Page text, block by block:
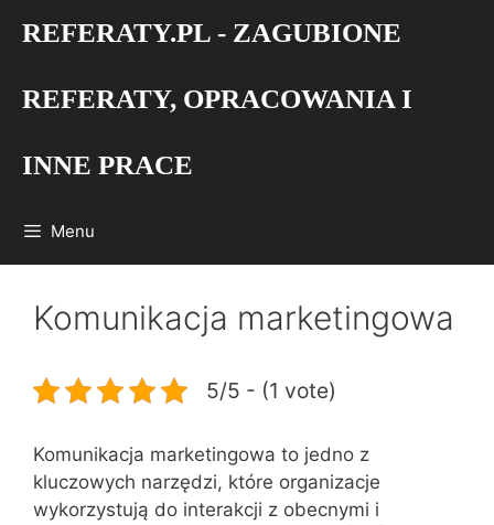
REFERATY.PL - ZAGUBIONE
REFERATY, OPRACOWANIA I
INNE PRACE
Menu
Komunikacja marketingowa
5/5 - (1 vote)
Komunikacja marketingowa to jedno z
kluczowych narzędzi, które organizacje
wykorzystują do interakcji z obecnymi i